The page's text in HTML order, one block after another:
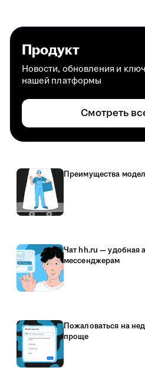
Продукт
Новости, обновления и
нашей платформы
Смотреть
Преимущества
Чат hh.ru — удобная
мессенджерам
Пожаловаться на
проще